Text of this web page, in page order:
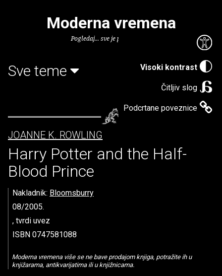
Visoki kontrast
Čitljiv slog
Podcrtane poveznice
Moderna vremena
Pogledaj... sve je puno knjiga.
Sve teme
JOANNE K. ROWLING
Harry Potter and the Half-
Blood Prince
Nakladnik: Bloomsburry
08/2005.
, tvrdi uvez
ISBN 0747581088
Moderna vremena više se ne bave prodajom knjiga, potražite ih u
knjižarama, antikvarijatima ili u knjižnicama.